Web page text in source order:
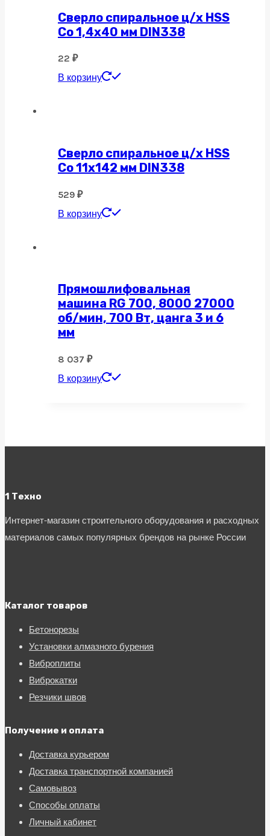
Сверло спиральное ц/х HSS
Co 1,4х40 мм DIN338
22 ₽
В корзину
Сверло спиральное ц/х HSS
Co 11х142 мм DIN338
529 ₽
В корзину
Прямошлифовальная
машина RG 700, 8000 27000
об/мин, 700 Вт, цанга 3 и 6
мм
8 037 ₽
В корзину
1 Техно
Интернет-магазин строительного оборудования и расходных
материалов самых популярных брендов на рынке России
Каталог товаров
Бетонорезы
Установки алмазного бурения
Виброплиты
Виброкатки
Резчики швов
Получение и оплата
Доставка курьером
Доставка транспортной компанией
Самовывоз
Способы оплаты
Личный кабинет